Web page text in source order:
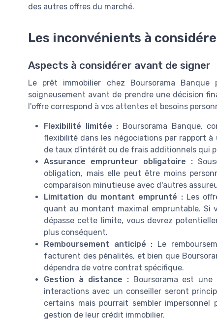
des autres offres du marché.
Les inconvénients à
Aspects à considérer avant de signer
Le prêt immobilier chez Boursorama
soigneusement avant de prendre une décision
l'offre correspond à vos attentes et besoins
Flexibilité limitée : Boursorama Banque,
flexibilité dans les négociations par rapport
de taux d'intérêt ou de frais additionnels qui
Assurance emprunteur obligatoire :
obligation, mais elle peut être moins
comparaison minutieuse avec d'autres
Limitation du montant emprunté :Les
quant au montant maximal empruntable. Si
dépasse cette limite, vous devrez
plus conséquent.
Remboursement anticipé : Le
facturent des pénalités, et bien que
dépendra de votre contrat spécifique.
Gestion à distance :Boursorama est
interactions avec un conseiller seront
certains mais pourrait sembler
gestion de leur crédit immobilier.